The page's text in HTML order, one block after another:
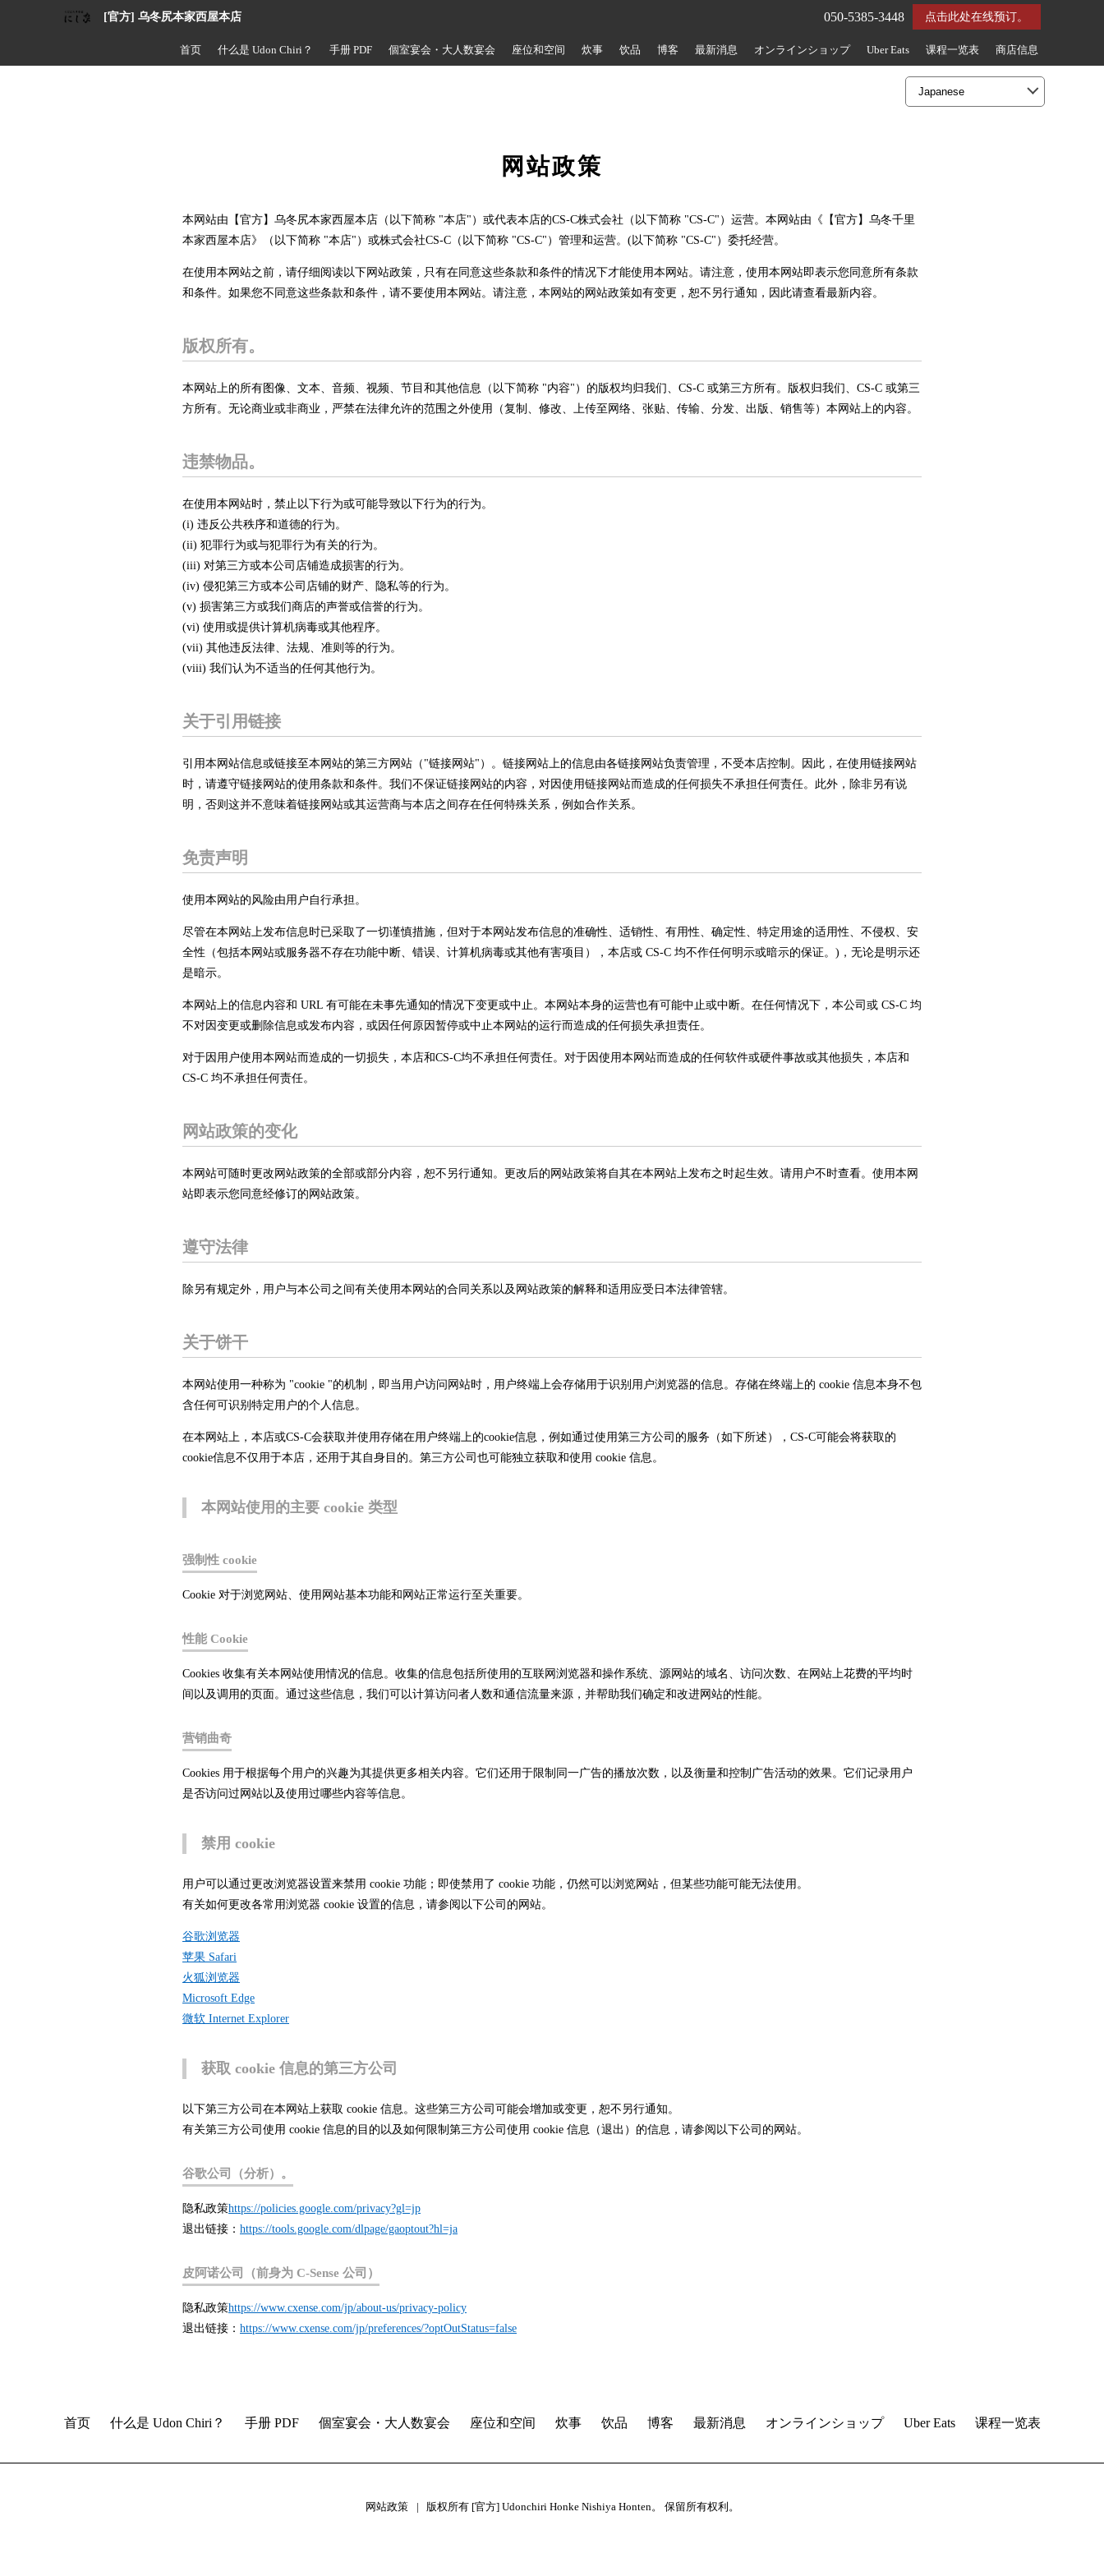
[官方] 乌冬尻本家西屋本店 点击此处在线预订。
050-5385-3448
首页 什么是 Udon Chiri？ 手册 PDF 個室宴会・大人数宴会 座位和空间 炊事 饮品 博客 最新消息 オンラインショップ Uber Eats 课程一览表 商店信息
网站政策
本网站由【官方】乌冬尻本家西屋本店（以下简称 "本店"）或代表本店的CS-C株式会社（以下简称 "CS-C"）运营。本网站由《【官方】乌冬千里
本家西屋本店》（以下简称 "本店"）或株式会社CS-C（以下简称 "CS-C"）管理和运营。(以下简称 "CS-C"）委托经营。
在使用本网站之前，请仔细阅读以下网站政策，只有在同意这些条款和条件的情况下才能使用本网站。请注意，使用本网站即表示您同意所有条款
和条件。如果您不同意这些条款和条件，请不要使用本网站。请注意，本网站的网站政策如有变更，恕不另行通知，因此请查看最新内容。
版权所有。
本网站上的所有图像、文本、音频、视频、节目和其他信息（以下简称 "内容"）的版权均归我们、CS-C 或第三方所有。版权归我们、CS-C 或第三
方所有。无论商业或非商业，严禁在法律允许的范围之外使用（复制、修改、上传至网络、张贴、传输、分发、出版、销售等）本网站上的内容。
违禁物品。
在使用本网站时，禁止以下行为或可能导致以下行为的行为。
(i) 违反公共秩序和道德的行为。
(ii) 犯罪行为或与犯罪行为有关的行为。
(iii) 对第三方或本公司店铺造成损害的行为。
(iv) 侵犯第三方或本公司店铺的财产、隐私等的行为。
(v) 损害第三方或我们商店的声誉或信誉的行为。
(vi) 使用或提供计算机病毒或其他程序。
(vii) 其他违反法律、法规、准则等的行为。
(viii) 我们认为不适当的任何其他行为。
关于引用链接
引用本网站信息或链接至本网站的第三方网站（"链接网站"）。链接网站上的信息由各链接网站负责管理，不受本店控制。因此，在使用链接网站
时，请遵守链接网站的使用条款和条件。我们不保证链接网站的内容，对因使用链接网站而造成的任何损失不承担任何责任。此外，除非另有说
明，否则这并不意味着链接网站或其运营商与本店之间存在任何特殊关系，例如合作关系。
免责声明
使用本网站的风险由用户自行承担。
尽管在本网站上发布信息时已采取了一切谨慎措施，但对于本网站发布信息的准确性、适销性、有用性、确定性、特定用途的适用性、不侵权、安
全性（包括本网站或服务器不存在功能中断、错误、计算机病毒或其他有害项目），本店或 CS-C 均不作任何明示或暗示的保证。)，无论是明示还
是暗示。
本网站上的信息内容和 URL 有可能在未事先通知的情况下变更或中止。本网站本身的运营也有可能中止或中断。在任何情况下，本公司或 CS-C 均
不对因变更或删除信息或发布内容，或因任何原因暂停或中止本网站的运行而造成的任何损失承担责任。
对于因用户使用本网站而造成的一切损失，本店和CS-C均不承担任何责任。对于因使用本网站而造成的任何软件或硬件事故或其他损失，本店和
CS-C 均不承担任何责任。
网站政策的变化
本网站可随时更改网站政策的全部或部分内容，恕不另行通知。更改后的网站政策将自其在本网站上发布之时起生效。请用户不时查看。使用本网
站即表示您同意经修订的网站政策。
遵守法律
除另有规定外，用户与本公司之间有关使用本网站的合同关系以及网站政策的解释和适用应受日本法律管辖。
关于饼干
本网站使用一种称为 "cookie "的机制，即当用户访问网站时，用户终端上会存储用于识别用户浏览器的信息。存储在终端上的 cookie 信息本身不包
含任何可识别特定用户的个人信息。
在本网站上，本店或CS-C会获取并使用存储在用户终端上的cookie信息，例如通过使用第三方公司的服务（如下所述），CS-C可能会将获取的
cookie信息不仅用于本店，还用于其自身目的。第三方公司也可能独立获取和使用 cookie 信息。
本网站使用的主要 cookie 类型
强制性 cookie
Cookie 对于浏览网站、使用网站基本功能和网站正常运行至关重要。
性能 Cookie
Cookies 收集有关本网站使用情况的信息。收集的信息包括所使用的互联网浏览器和操作系统、源网站的域名、访问次数、在网站上花费的平均时
间以及调用的页面。通过这些信息，我们可以计算访问者人数和通信流量来源，并帮助我们确定和改进网站的性能。
营销曲奇
Cookies 用于根据每个用户的兴趣为其提供更多相关内容。它们还用于限制同一广告的播放次数，以及衡量和控制广告活动的效果。它们记录用户
是否访问过网站以及使用过哪些内容等信息。
禁用 cookie
用户可以通过更改浏览器设置来禁用 cookie 功能；即使禁用了 cookie 功能，仍然可以浏览网站，但某些功能可能无法使用。
有关如何更改各常用浏览器 cookie 设置的信息，请参阅以下公司的网站。
谷歌浏览器
苹果 Safari
火狐浏览器
Microsoft Edge
微软 Internet Explorer
获取 cookie 信息的第三方公司
以下第三方公司在本网站上获取 cookie 信息。这些第三方公司可能会增加或变更，恕不另行通知。
有关第三方公司使用 cookie 信息的目的以及如何限制第三方公司使用 cookie 信息（退出）的信息，请参阅以下公司的网站。
谷歌公司（分析）。
隐私政策https://policies.google.com/privacy?gl=jp
退出链接： https://tools.google.com/dlpage/gaoptout?hl=ja
皮阿诺公司（前身为 C-Sense 公司）
隐私政策https://www.cxense.com/jp/about-us/privacy-policy
退出链接： https://www.cxense.com/jp/preferences/?optOutStatus=false
首页 什么是 Udon Chiri？ 手册 PDF 個室宴会・大人数宴会 座位和空间 炊事 饮品 博客 最新消息 オンラインショップ Uber Eats 课程一览表
网站政策 版权所有 [官方] Udonchiri Honke Nishiya Honten。 保留所有权利。